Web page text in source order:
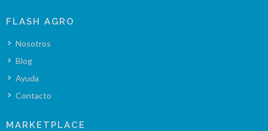
FLASH AGRO
Nosotros
Blog
Ayuda
Contacto
MARKETPLACE